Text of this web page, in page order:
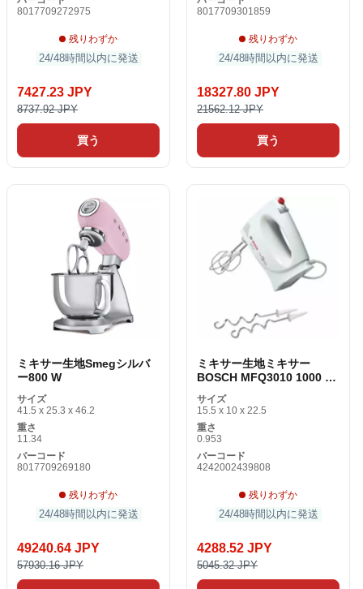
8017709272975
残りわずか
24/48時間以内に発送
7427.23 JPY
8737.92 JPY
買う
8017709301859
残りわずか
24/48時間以内に発送
18327.80 JPY
21562.12 JPY
買う
ミキサー生地Smegシルバ
ー800 W
サイズ
41.5 x 25.3 x 46.2
重さ
11.34
バーコード
8017709269180
残りわずか
24/48時間以内に発送
49240.64 JPY
57930.16 JPY
ミキサー生地ミキサー
BOSCH MFQ3010 1000 W
サイズ
15.5 x 10 x 22.5
重さ
0.953
バーコード
4242002439808
残りわずか
24/48時間以内に発送
4288.52 JPY
5045.32 JPY